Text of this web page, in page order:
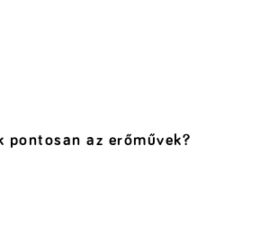
az erőművek?